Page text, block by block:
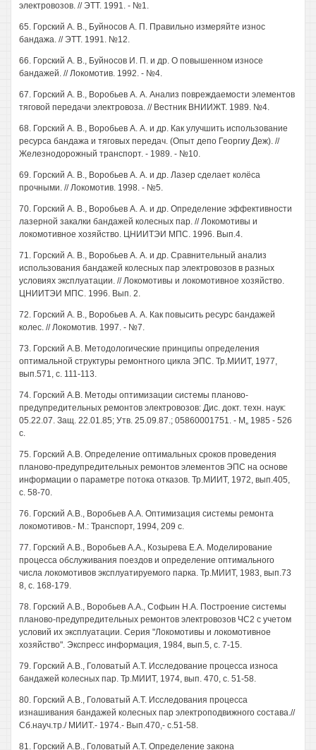
электровозов. // ЭТТ. 1991. - №1.
65. Горский А. В., Буйносов А. П. Правильно измеряйте износ
бандажа. // ЭТТ. 1991. №12.
66. Горский А. В., Буйносов И. П. и др. О повышенном износе
бандажей. // Локомотив. 1992. - №4.
67. Горский А. В., Воробьев А. А. Анализ повреждаемости элементов
тяговой передачи электровоза. // Вестник ВНИИЖТ. 1989. №4.
68. Горский А. В., Воробьев А. А. и др. Как улучшить использование
ресурса бандажа и тяговых передач. (Опыт депо Георгиу Деж). //
Железнодорожный транспорт. - 1989. - №10.
69. Горский А. В., Воробьев А. А. и др. Лазер сделает колёса
прочными. // Локомотив. 1998. - №5.
70. Горский А. В., Воробьев А. А. и др. Определение эффективности
лазерной закалки бандажей колесных пар. // Локомотивы и
локомотивное хозяйство. ЦНИИТЭИ МПС. 1996. Вып.4.
71. Горский А. В., Воробьев А. А. и др. Сравнительный анализ
использования бандажей колесных пар электровозов в разных
условиях эксплуатации. // Локомотивы и локомотивное хозяйство.
ЦНИИТЭИ МПС. 1996. Вып. 2.
72. Горский А. В., Воробьев А. А. Как повысить ресурс бандажей
колес. // Локомотив. 1997. - №7.
73. Горский А.В. Методологические принципы определения
оптимальной структуры ремонтного цикла ЭПС. Тр.МИИТ, 1977,
вып.571, с. 111-113.
74. Горский А.В. Методы оптимизации системы планово-
предупредительных ремонтов электровозов: Дис. докт. техн. наук:
05.22.07. Защ. 22.01.85; Утв. 25.09.87.; 05860001751. - М„ 1985 - 526
с.
75. Горский А.В. Определение оптимальных сроков проведения
планово-предупредительных ремонтов элементов ЭПС на основе
информации о параметре потока отказов. Тр.МИИТ, 1972, вып.405,
с. 58-70.
76. Горский А.В., Воробьев А.А. Оптимизация системы ремонта
локомотивов.- М.: Транспорт, 1994, 209 с.
77. Горский А.В., Воробьев А.А., Козырева Е.А. Моделирование
процесса обслуживания поездов и определение оптимального
числа локомотивов эксплуатируемого парка. Тр.МИИТ, 1983, вып.73
8, с. 168-179.
78. Горский А.В., Воробьев А.А., Софьин Н.А. Построение системы
планово-предупредительных ремонтов электровозов ЧС2 с учетом
условий их эксплуатации. Серия "Локомотивы и локомотивное
хозяйство". Экспресс информация, 1984, вып.5, с. 7-15.
79. Горский А.В., Головатый А.Т. Исследование процесса износа
бандажей колесных пар. Тр.МИИТ, 1974, вып. 470, с. 51-58.
80. Горский А.В., Головатый А.Т. Исследования процесса
изнашивания бандажей колесных пар электроподвижного состава.//
Сб.науч.тр./ МИИТ.- 1974.- Вып.470,- с.51-58.
81. Горский А.В., Головатый А.Т. Определение закона